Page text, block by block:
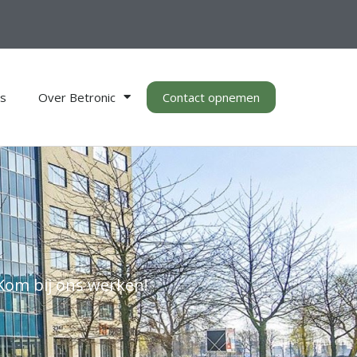
Over Betronic Contact opnemen
bij ons werken!